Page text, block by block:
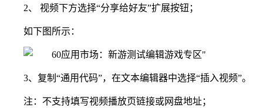
2、 视频下方选择“分享给好友”扩展按钮；
如下图所示：
3、复制“通用代码”，在文本编辑器中选择“插入视频”。
注：不支持填写视频播放页链接或网盘地址；